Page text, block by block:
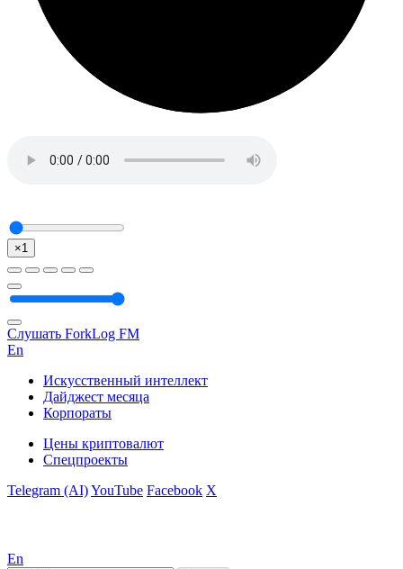
×1
Слушать ForkLog FM
En
Искусственный интеллект
Дайджест месяца
Корпораты
Цены криптовалют
Спецпроекты
Telegram (AI)YouTube Facebook X
En